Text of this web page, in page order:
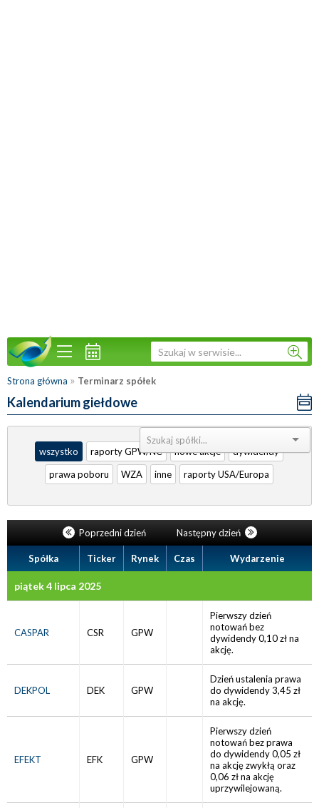
Strona główna » Terminarz spółek
Kalendarium giełdowe
Sortuj:
wszystko
raporty GPW/NC nowe akcje
dywidendy
prawa poboru
WZA inne raporty USA/Europa
Poprzedni dzień Następny dzień
Spółka Ticker Rynek Czas Wydarzenie
piątek 4 lipca 2025
CASPAR CSR GPW
Pierwszy dzień
notowań bez
dywidendy 0,10 zł na
akcję.
DEKPOL DEK GPW
Dzień ustalenia prawa
do dywidendy 3,45 zł
na akcję.
EFEKT EFK GPW
Pierwszy dzień
notowań bez prawa
do dywidendy 0,05 zł
na akcję zwykłą oraz
0,06 zł na akcję
uprzywilejowaną.